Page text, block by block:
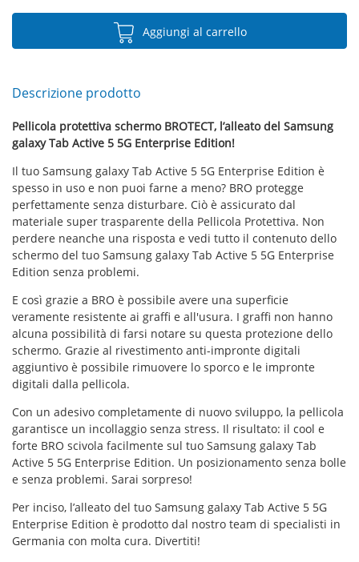
Aggiungi al carrello
Descrizione prodotto
Pellicola protettiva schermo BROTECT, l’alleato del Samsung
galaxy Tab Active 5 5G Enterprise Edition!
Il tuo Samsung galaxy Tab Active 5 5G Enterprise Edition è
spesso in uso e non puoi farne a meno? BRO protegge
perfettamente senza disturbare. Ciò è assicurato dal
materiale super trasparente della Pellicola Protettiva. Non
perdere neanche una risposta e vedi tutto il contenuto dello
schermo del tuo Samsung galaxy Tab Active 5 5G Enterprise
Edition senza problemi.
E così grazie a BRO è possibile avere una superficie
veramente resistente ai graffi e all'usura. I graffi non hanno
alcuna possibilità di farsi notare su questa protezione dello
schermo. Grazie al rivestimento anti-impronte digitali
aggiuntivo è possibile rimuovere lo sporco e le impronte
digitali dalla pellicola.
Con un adesivo completamente di nuovo sviluppo, la pellicola
garantisce un incollaggio senza stress. Il risultato: il cool e
forte BRO scivola facilmente sul tuo Samsung galaxy Tab
Active 5 5G Enterprise Edition. Un posizionamento senza bolle
e senza problemi. Sarai sorpreso!
Per inciso, l’alleato del tuo Samsung galaxy Tab Active 5 5G
Enterprise Edition è prodotto dal nostro team di specialisti in
Germania con molta cura. Divertiti!